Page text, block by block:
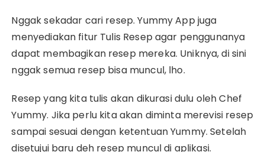
Nggak sekadar cari resep. Yummy App juga
menyediakan fitur Tulis Resep agar penggunanya
dapat membagikan resep mereka. Uniknya, di sini
nggak semua resep bisa muncul, lho.
Resep yang kita tulis akan dikurasi dulu oleh Chef
Yummy. Jika perlu kita akan diminta merevisi resep
sampai sesuai dengan ketentuan Yummy. Setelah
disetujui baru deh resep muncul di aplikasi.